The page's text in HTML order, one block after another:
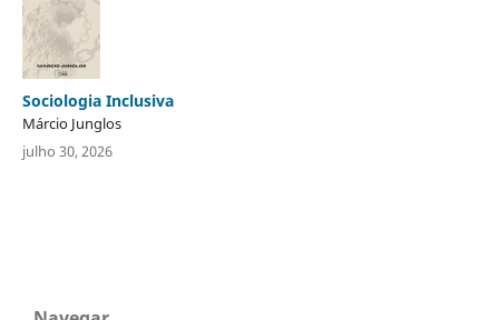
Sociologia Inclusiva
Márcio Junglos
julho 30, 2026